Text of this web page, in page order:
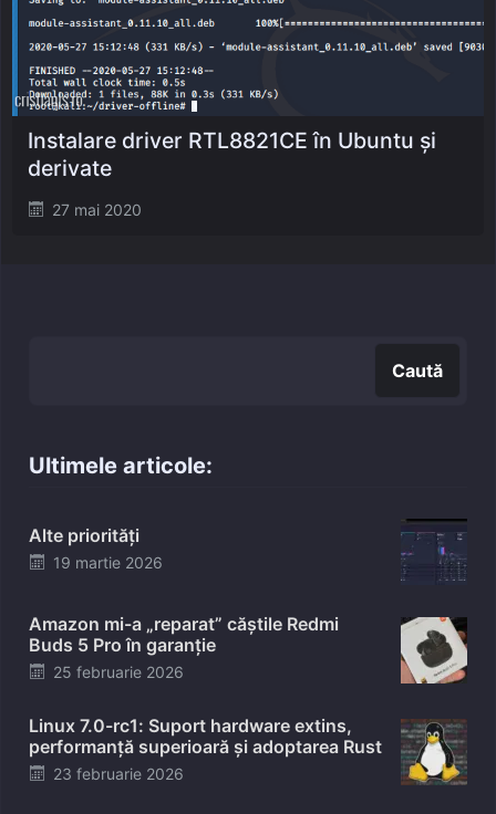
Posted
27 mai 2020
Instalare driver RTL8821CE în Ubuntu și
derivate
Caută
Ultimele articole:
Alte priorități
Posted
19 martie 2026
Amazon mi-a „reparat” căștile Redmi
Buds 5 Pro în garanție
Posted
25 februarie 2026
Linux 7.0-rc1: Suport hardware extins,
performanță superioară și adoptarea Rust
Posted
23 februarie 2026